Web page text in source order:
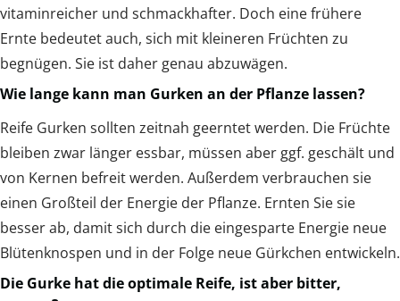
vitaminreicher und schmackhafter. Doch eine frühere
Ernte bedeutet auch, sich mit kleineren Früchten zu
begnügen. Sie ist daher genau abzuwägen.
Wie lange kann man Gurken an der Pflanze lassen?
Reife Gurken sollten zeitnah geerntet werden. Die Früchte
bleiben zwar länger essbar, müssen aber ggf. geschält und
von Kernen befreit werden. Außerdem verbrauchen sie
einen Großteil der Energie der Pflanze. Ernten Sie sie
besser ab, damit sich durch die eingesparte Energie neue
Blütenknospen und in der Folge neue Gürkchen entwickeln.
Die Gurke hat die optimale Reife, ist aber bitter,